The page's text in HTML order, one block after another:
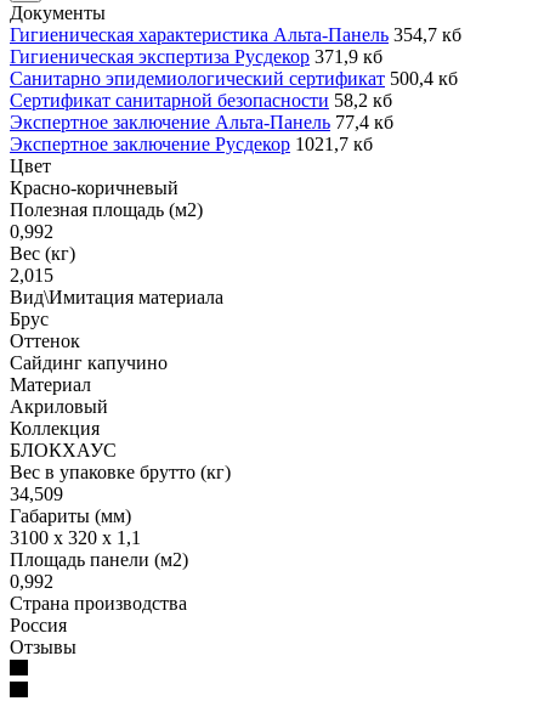
Документы
Гигиеническая характеристика Альта-Панель 354,7 кб
Гигиеническая экспертиза Русдекор 371,9 кб
Санитарно эпидемиологический сертификат 500,4 кб
Сертификат санитарной безопасности 58,2 кб
Экспертное заключение Альта-Панель 77,4 кб
Экспертное заключение Русдекор 1021,7 кб
Цвет
Красно-коричневый
Полезная площадь (м2)
0,992
Вес (кг)
2,015
Вид\Имитация материала
Брус
Оттенок
Сайдинг капучино
Материал
Акриловый
Коллекция
БЛОКХАУС
Вес в упаковке брутто (кг)
34,509
Габариты (мм)
3100 x 320 x 1,1
Площадь панели (м2)
0,992
Страна производства
Россия
Отзывы